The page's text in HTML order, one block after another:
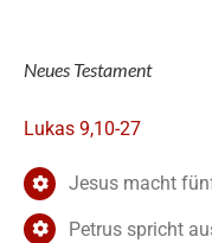
Neues Testament
Lukas 9,10-27
Jesus macht
Petrus spricht